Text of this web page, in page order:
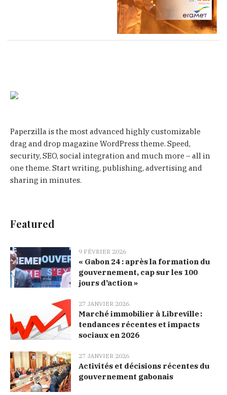
Paperzilla is the most advanced highly customizable
drag and drop magazine WordPress theme. Speed,
security, SEO, social integration and much more – all in
one theme. Start writing, publishing, advertising and
sharing in minutes.
Featured
9 FÉVRIER 2026
« Gabon 24 : après la formation du
gouvernement, cap sur les 100
jours d’action »
27 JANVIER 2026
Marché immobilier à Libreville :
tendances récentes et impacts
sociaux en 2026
27 JANVIER 2026
Activités et décisions récentes du
gouvernement gabonais